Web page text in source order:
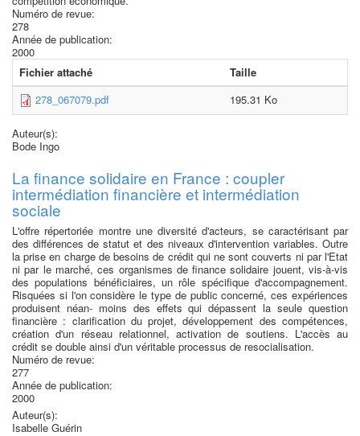
Numéro de revue:
278
Année de publication:
2000
Fichier attaché
Taille
278_067079.pdf
195.31 Ko
Auteur(s):
Bode Ingo
La finance solidaire en France : coupler
intermédiation financière et intermédiation
sociale
L'offre répertoriée montre une diversité d'acteurs, se caractérisant par
des différences de statut et des niveaux d'intervention variables. Outre
la prise en charge de besoins de crédit qui ne sont couverts ni par l'Etat
ni par le marché, ces organismes de finance solidaire jouent, vis-à-vis
des populations bénéficiaires, un rôle spécifique d'accompagnement.
Risquées si l'on considère le type de public concerné, ces expériences
produisent néan- moins des effets qui dépassent la seule question
financière : clarification du projet, développement des compétences,
création d'un réseau relationnel, activation de soutiens. L'accès au
crédit se double ainsi d'un véritable processus de resocialisation.
Numéro de revue:
277
Année de publication:
2000
Auteur(s):
Isabelle Guérin